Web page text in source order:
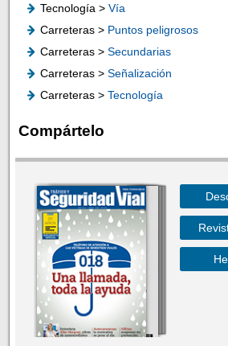
Tecnología > Vía
Carreteras > Puntos peligrosos
Carreteras > Secundarias
Carreteras > Señalización
Carreteras > Tecnología
Compártelo